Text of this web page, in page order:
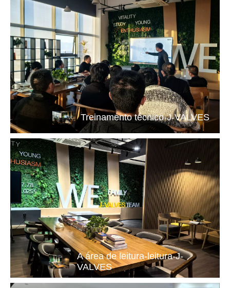
Treinamento técnico-J-VALVES
A área de leitura-leitura-J-
VALVES